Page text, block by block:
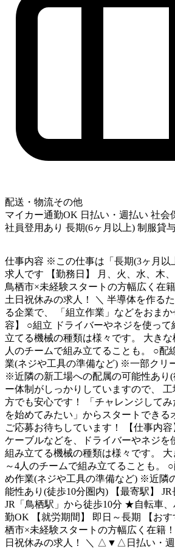
配送・物流その他
マイカー通勤OK 日払い・週払い 社会
社員登用あり 長期(6ヶ月以上) 制服貸
仕事内容 ※この仕事は「長期(3ヶ月以
求人です 【勤務日】 月、火、水、木
鳥栖市×未経験スタートの方幅広く在
土日祝休みの求人！ ＼ 半導体を作る
る企業で、 「組立作業」などをおま
容】 ○組立 ドライバーやネジを使って
立てる機械の種類は様々です。 大き
人のチームで組み立てることも。 ○配
業(ネジや工具の準備など) ※一部クリ
※近隣の新工場への配属の可能性あり(
ー体制がしっかりしていますので、
方でも安心です！ 「チャレンジしてみ
を始めてみたい」からスタートできる
ご応募お待ちしています！ 【仕事内
ケーブルなどを、ドライバーやネジを
組み立てる機械の種類は様々です。
～4人のチームで組み立てることも。
め作業(ネジや工具の準備など) ※近隣
能性あり(徒歩10分圏内) 【最寄駅】 JR
JR「鳥栖駅」から徒歩10分 ★自転車
勤OK 【就労期間】 即日～長期 【お
栖市×未経験スタートの方幅広く在籍
日祝休みの求人！ ＼ △▼△日払い・週